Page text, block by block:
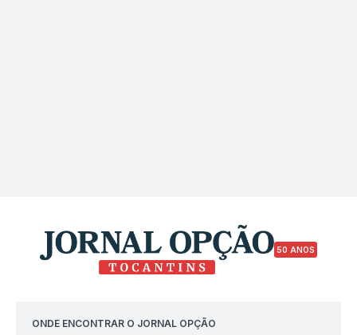
50 ANOS
ONDE ENCONTRAR O JORNAL OPÇÃO